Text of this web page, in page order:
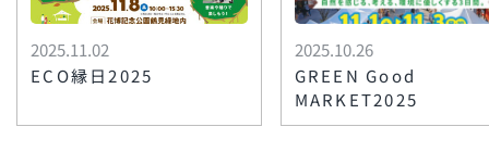
2025.11.02
ECO縁日2025
2025.10.26
GREEN Good
MARKET2025